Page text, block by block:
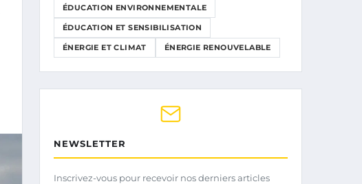
ÉDUCATION ENVIRONNEMENTALE
ÉDUCATION ET SENSIBILISATION
ÉNERGIE ET CLIMAT ÉNERGIE RENOUVELABLE
NEWSLETTER
Inscrivez-vous pour recevoir nos derniers articles